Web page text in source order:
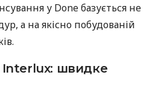
у Done базується не
а на якісно побудованій
Interlux: швидке